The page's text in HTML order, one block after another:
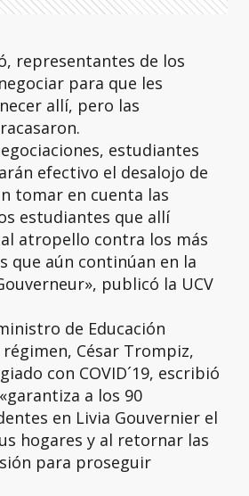
representantes de los
para que les
allí, pero las
estudiantes
efectivo el desalojo de
tomar en cuenta las
estudiantes que allí
atropello contra los más
que aún continúan en la
publicó la UCV
de Educación
César Trompiz,
con COVID´19, escribió
a los 90
en Livia Gouvernier el
hogares y al retornar las
para proseguir